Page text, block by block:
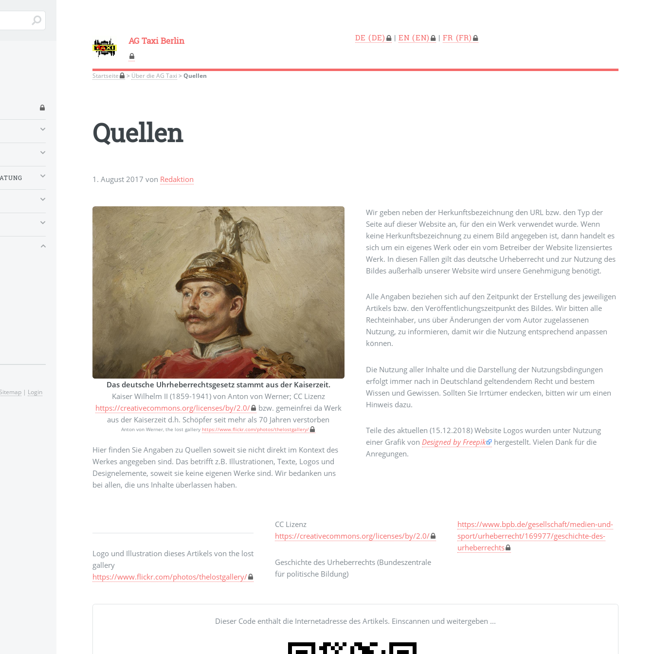
AG Taxi Berlin DE |EN |FR
Startseite > Über die AG Taxi > Quellen
Quellen
1. August 2017 von Redaktion
Das deutsche Uhrheberrechtsgesetz stammt aus der Kaiserzeit.
Kaiser Wilhelm II (1859-1941) von Anton von Werner; CC Lizenz
https://creativecommons.org/licenses/by/2.0/
bzw. gemeinfrei da Werk
aus der Kaiserzeit d.h. Schöpfer seit mehr als 70 Jahren verstorben
Anton von Werner, the lost gallery https://www.flickr.com/photos/thelostgallery/
Hier finden Sie Angaben zu Quellen soweit sie nicht direkt im Kontext des
Werkes angegeben sind. Das betrifft z.B. Illustrationen, Texte, Logos und
Designelemente, soweit sie keine eigenen Werke sind. Wir bedanken uns
bei allen, die uns Inhalte überlassen haben.
Wir geben neben der Herkunftsbezeichnung den URL bzw. den Typ der
Seite auf dieser Website an, für den ein Werk verwendet wurde. Wenn
keine Herkunftsbezeichnung zu einem Bild angegeben ist, dann handelt es
sich um ein eigenes Werk oder ein vom Betreiber der Website lizensiertes
Werk. In diesen Fällen gilt das deutsche Urheberrecht und zur Nutzung des
Bildes außerhalb unserer Website wird unsere Genehmigung benötigt.
Alle Angaben beziehen sich auf den Zeitpunkt der Erstellung des jeweiligen
Artikels bzw. den Veröffentlichungszeitpunkt des Bildes. Wir bitten alle
Rechteinhaber, uns über Änderungen der vom Autor zugelassenen
Nutzung, zu informieren, damit wir die Nutzung entsprechend anpassen
können.
Die Nutzung aller Inhalte und die Darstellung der Nutzungsbdingungen
erfolgt immer nach in Deutschland geltendendem Recht und bestem
Wissen und Gewissen. Sollten Sie Irrtümer endecken, bitten wir um einen
Hinweis dazu.
Teile des aktuellen (15.12.2018) Website Logos wurden unter Nutzung
einer Grafik von Designed by Freepik
hergestellt. Vielen Dank für die
Anregungen.
Logo und Illustration dieses Artikels von the lost
gallery
https://www.flickr.com/photos/thelostgallery/
CC Lizenz
https://creativecommons.org/licenses/by/2.0/
Geschichte des Urheberrechts (Bundeszentrale
für politische Bildung)
https://www.bpb.de/gesellschaft/medien-und-
sport/urheberrecht/169977/geschichte-des-
urheberrechts
Dieser Code enthält die Internetadresse des Artikels. Einscannen und weitergeben ...
| Login